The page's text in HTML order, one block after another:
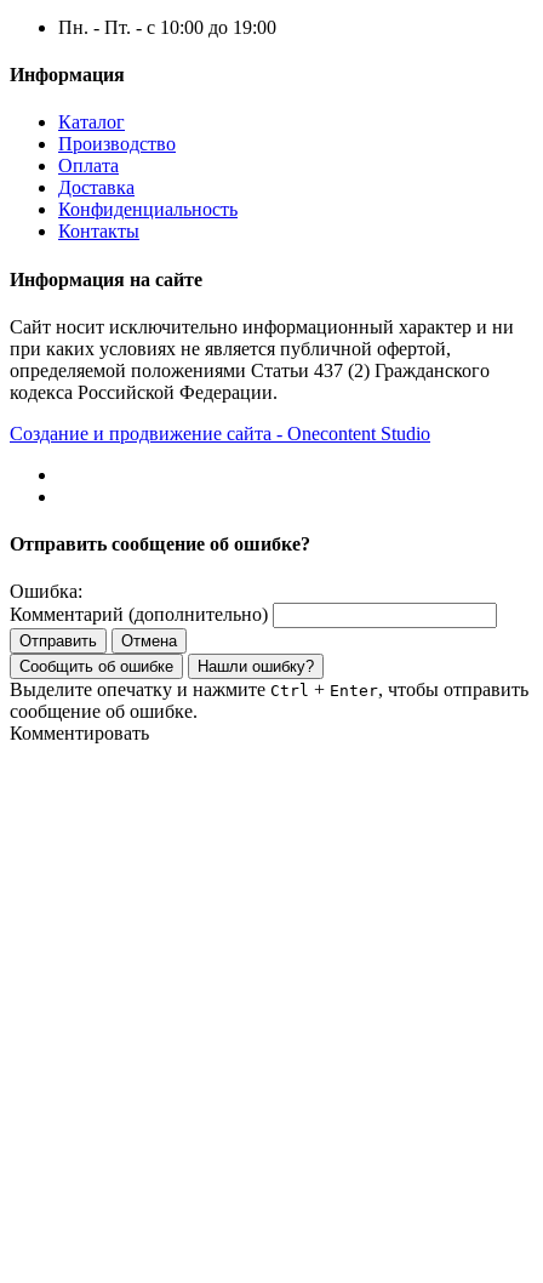
Пн. - Пт. - с 10:00 до 19:00
Информация
Каталог
Производство
Оплата
Доставка
Конфиденциальность
Контакты
Информация на сайте
Сайт носит исключительно информационный характер и ни
при каких условиях не является публичной офертой,
определяемой положениями Статьи 437 (2) Гражданского
кодекса Российской Федерации.
Создание и продвижение сайта - Onecontent Studio
Отправить сообщение об ошибке?
Ошибка:
Комментарий (дополнительно)
Отправить
Отмена
Сообщить об ошибке
Нашли ошибку?
Выделите опечатку и нажмите Ctrl + Enter, чтобы отправить
сообщение об ошибке.
Комментировать